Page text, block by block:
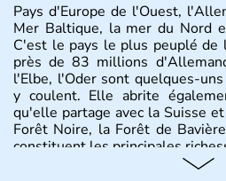
Pays d'Europe de l'Ouest,
Mer Baltique, la mer du Nord
C'est le pays le plus peuplé de
près de 83 millions
l'Elbe, l'Oder sont quelques-
y coulent. Elle abrite
qu'elle partage avec la Suisse
Forêt Noire, la Forêt de
constituent les principales